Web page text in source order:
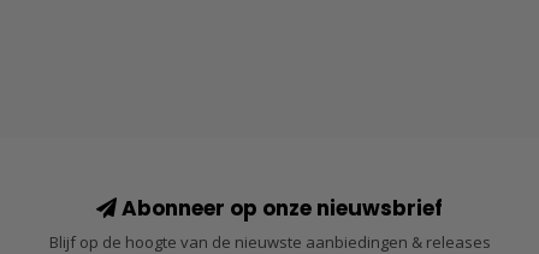
Abonneer op onze nieuwsbrief
Blijf op de hoogte van de nieuwste aanbiedingen & releases